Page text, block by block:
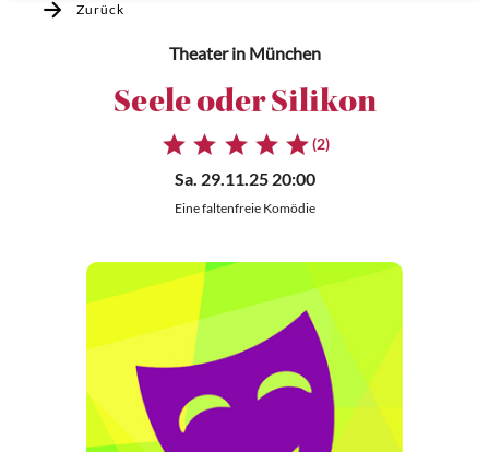
Zurück
Theaterin München
Seele oder Silikon
(2)
Sa. 29.11.25 20:00
Eine faltenfreie Komödie